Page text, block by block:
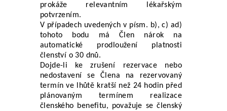
prokáže relevantním lékařským
potvrzením.
V případech uvedených v písm. b), c) ad)
tohoto bodu má Člen nárok na
automatické prodloužení platnosti
členství o 30 dnů.
Dojde-li ke zrušení rezervace nebo
nedostavení se Člena na rezervovaný
termín ve lhůtě kratší než 24 hodin před
plánovaným termínem realizace
členského benefitu, považuje se členský